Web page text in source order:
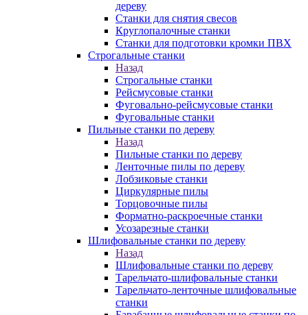
дереву
Станки для снятия свесов
Круглопалочные станки
Станки для подготовки кромки ПВХ
Строгальные станки
Назад
Строгальные станки
Рейсмусовые станки
Фуговально-рейсмусовые станки
Фуговальные станки
Пильные станки по дереву
Назад
Пильные станки по дереву
Ленточные пилы по дереву
Лобзиковые станки
Циркулярные пилы
Торцовочные пилы
Форматно-раскроечные станки
Усозарезные станки
Шлифовальные станки по дереву
Назад
Шлифовальные станки по дереву
Тарельчато-шлифовальные станки
Тарельчато-ленточные шлифовальные
станки